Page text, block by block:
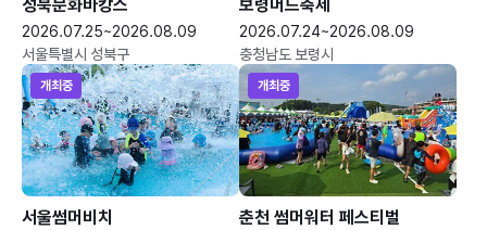
성북문화바캉스
2026.07.25~2026.08.09
서울특별시 성북구
보령머드축제
2026.07.24~2026.08.09
충청남도 보령시
개최중
서울썸머비치
개최중
춘천 썸머워터 페스티벌